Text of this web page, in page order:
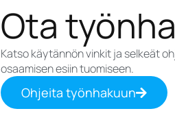
Ota
Katso käytännön vinkit ja selkeät
osaamisen esiin tuomiseen.
Ohjeita työnhakuun